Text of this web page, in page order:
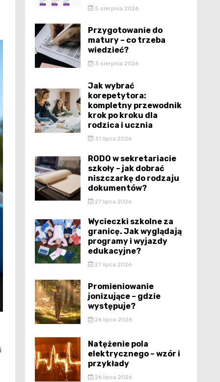
5 sierpnia 2026
Przygotowanie do
matury – co trzeba
wiedzieć?
3 sierpnia 2026
Jak wybrać
korepetytora:
kompletny przewodnik
krok po kroku dla
rodzica i ucznia
31 lipca 2026
RODO w sekretariacie
szkoły – jak dobrać
niszczarkę do rodzaju
dokumentów?
27 lipca 2026
Wycieczki szkolne za
granicę. Jak wyglądają
programy i wyjazdy
edukacyjne?
27 lipca 2026
Promieniowanie
jonizujące – gdzie
występuje?
26 lipca 2026
Natężenie pola
elektrycznego – wzór i
przykłady
26 lipca 2026